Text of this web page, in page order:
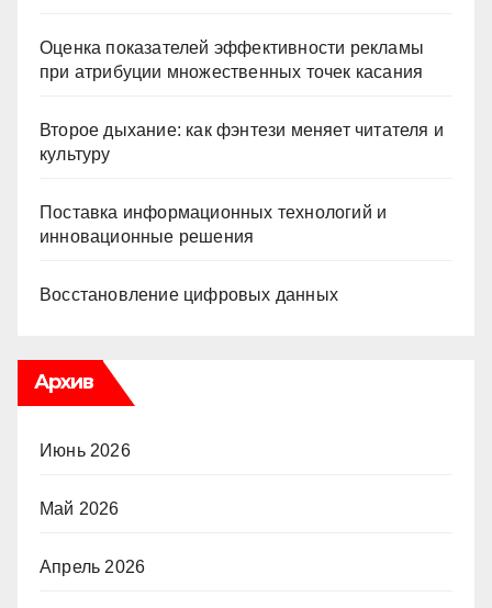
Оценка показателей эффективности рекламы
при атрибуции множественных точек касания
Второе дыхание: как фэнтези меняет читателя и
культуру
Поставка информационных технологий и
инновационные решения
Восстановление цифровых данных
Архив
Июнь 2026
Май 2026
Апрель 2026